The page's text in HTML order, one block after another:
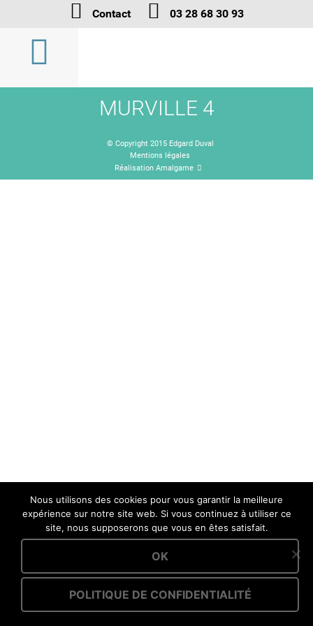
Contact 03 28 68 30 93
MURVILLE 4
© Copyright 2015 Edgard Duval
Mentions légales
Réalisation Amalgame
Nous utilisons des cookies pour vous garantir la meilleure
expérience sur notre site web. Si vous continuez à utiliser ce
site, nous supposerons que vous en êtes satisfait.
OK
POLITIQUE DE CONFIDENTIALITÉ